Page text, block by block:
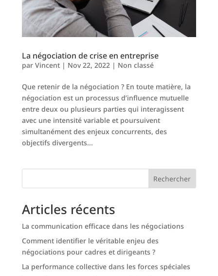
La négociation de crise en entreprise
par Vincent| Nov 22, 2022| Non classé
Que retenir de la négociation ? En toute matière, la
négociation est un processus d’influence mutuelle
entre deux ou plusieurs parties qui interagissent
avec une intensité variable et poursuivent
simultanément des enjeux concurrents, des
objectifs divergents...
Rechercher
Articles récents
La communication efficace dans les négociations
Comment identifier le véritable enjeu des
négociations pour cadres et dirigeants ?
La performance collective dans les forces spéciales